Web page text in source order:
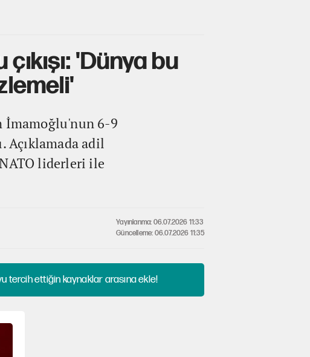
'Dünya bu
İmamoğlu'nun 6-9
Açıklamada adil
liderleri ile
Yayınlanma: 06.07.2026 11:33
Güncelleme: 06.07.2026 11:35
tercih ettiğin kaynaklar arasına ekle!